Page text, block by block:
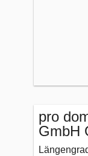
pro
GmbH